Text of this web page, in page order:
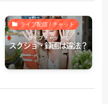
ライブ配信 / チャット